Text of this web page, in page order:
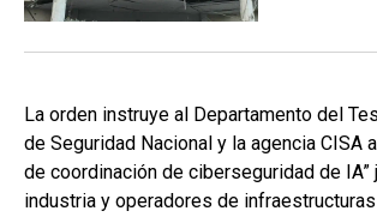
La orden instruye al Departamento del
de Seguridad Nacional y la agencia CISA
de coordinación de ciberseguridad de IA”
industria y operadores de